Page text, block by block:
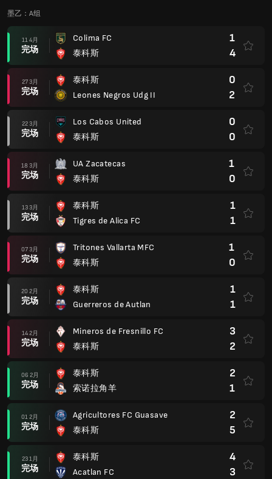
墨乙：A组
11 4月
完场
Colima FC
泰科斯
1
4
27 3月
完场
泰科斯
Leones Negros Udg II
0
2
22 3月
完场
Los Cabos United
泰科斯
0
0
18 3月
完场
UA Zacatecas
泰科斯
1
0
13 3月
完场
泰科斯
Tigres de Alica FC
1
1
07 3月
完场
Tritones Vallarta MFC
泰科斯
1
0
20 2月
完场
泰科斯
Guerreros de Autlan
1
1
14 2月
完场
Mineros de Fresnillo FC
泰科斯
3
2
06 2月
完场
泰科斯
索诺拉角羊
2
1
01 2月
完场
Agricultores FC Guasave
泰科斯
2
5
23 1月
完场
泰科斯
Acatlan FC
4
3